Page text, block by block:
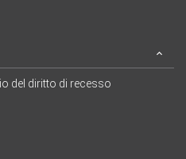
del diritto di recesso